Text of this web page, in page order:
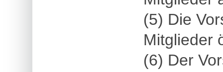
(5) Die
Mitglieder
(6) Der